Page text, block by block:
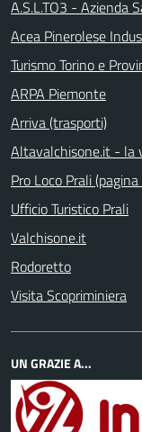
A.S.L.TO3 - Azienda
Acea Pinerolese
Turismo Torino e
ARPA Piemonte
Arriva (trasporti)
Altavalchisone.it - la
Pro Loco Prali
Ufficio Turistico Prali
Valchisone.it
Rodoretto
Visita Scopriminiera
UN GRAZIE A...